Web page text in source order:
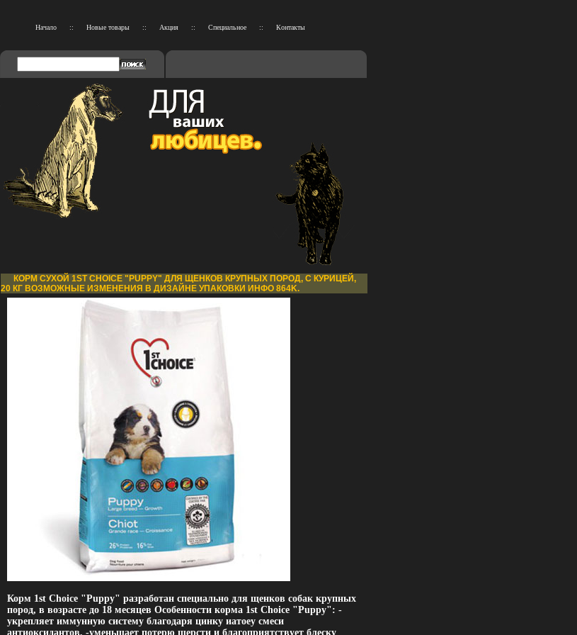
Начало :: Новые товары :: Акция :: Специальное :: Контакты
КОРМ СУХОЙ 1ST CHOICE "PUPPY" ДЛЯ ЩЕНКОВ КРУПНЫХ ПОРОД, С КУРИЦЕЙ,
20 КГ ВОЗМОЖНЫЕ ИЗМЕНЕНИЯ В ДИЗАЙНЕ УПАКОВКИ ИНФО 864K.
Корм 1st Choice "Puppy" разработан специально для щенков собак крупных
пород, в возрасте до 18 месяцев Особенности корма 1st Choice "Puppy": -
укрепляет иммунную систему благодаря цинку иатоеу смеси
антиоксидантов, -уменьшает потерю шерсти и благоприятствует блеску